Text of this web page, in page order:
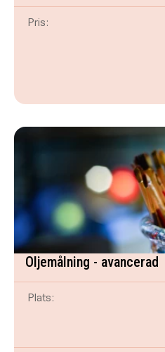
Pris:
Oljemålning - avancerad
Plats: